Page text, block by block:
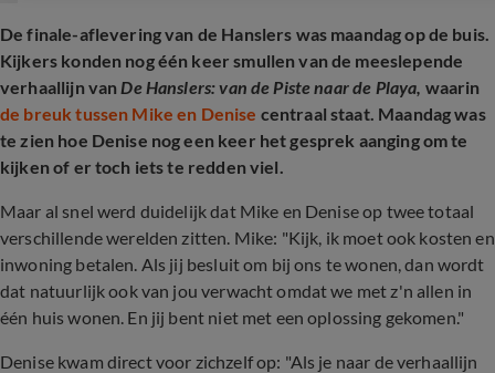
De finale-aflevering van de Hanslers was maandag op de buis.
Kijkers konden nog één keer smullen van de meeslepende
verhaallijn vanDe Hanslers: van de Piste naar de Playa, waarin
de breuk tussen Mike en Denise centraal staat. Maandag was
te zien hoe Denise nog een keer het gesprek aanging om te
kijken of er toch iets te redden viel.
Maar al snel werd duidelijk dat Mike en Denise op twee totaal
verschillende werelden zitten. Mike: "Kijk, ik moet ook kosten en
inwoning betalen. Als jij besluit om bij ons te wonen, dan wordt
dat natuurlijk ook van jou verwacht omdat we met z'n allen in
één huis wonen. En jij bent niet met een oplossing gekomen."
Denise kwam direct voor zichzelf op: "Als je naar de verhaallijn